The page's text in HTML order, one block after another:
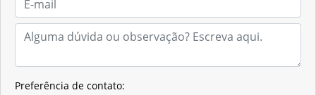
Preferência de contato: